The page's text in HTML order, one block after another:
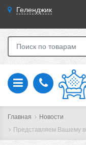
Геленджик
Главная
Новости
Представляем Вашему